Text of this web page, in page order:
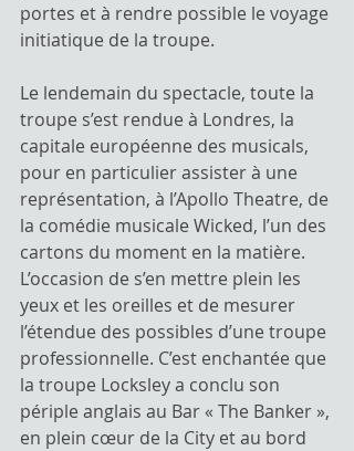
portes et à rendre possible le voyage
initiatique de la troupe.
Le lendemain du spectacle, toute la
troupe s’est rendue à Londres, la
capitale européenne des musicals,
pour en particulier assister à une
représentation, à l’Apollo Theatre, de
la comédie musicale Wicked, l’un des
cartons du moment en la matière.
L’occasion de s’en mettre plein les
yeux et les oreilles et de mesurer
l’étendue des possibles d’une troupe
professionnelle. C’est enchantée que
la troupe Locksley a conclu son
périple anglais au Bar « The Banker »,
en plein cœur de la City et au bord